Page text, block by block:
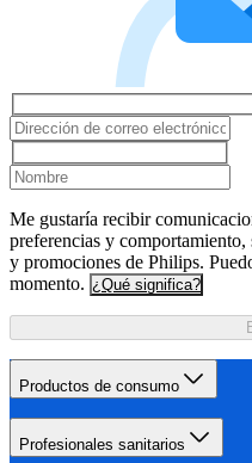
Me gustaría recibir
preferencias y
y promociones de Philips.
momento. ¿Qué significa?
Productos de consumo
Profesionales sanitarios